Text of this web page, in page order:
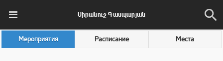
Սիրանուշ Գասպարյան
Мероприятия Расписание Места